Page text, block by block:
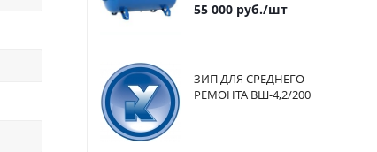
55 000руб./шт
ЗИП ДЛЯ СРЕДНЕГО
РЕМОНТА ВШ-4,2/200